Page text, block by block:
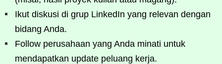
Ikut diskusi di grup LinkedIn yang relevan dengan
bidang Anda.
Follow perusahaan yang Anda minati untuk
mendapatkan update peluang kerja.